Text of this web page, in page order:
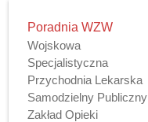
Poradnia WZW
Wojskowa
Specjalistyczna
Przychodnia Lekarska
Samodzielny Publiczny
Zakład Opieki